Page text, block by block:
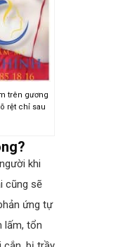
trên gương
rệt chỉ sau
khi
cũng sẽ
ứng tự
lấm, tổn